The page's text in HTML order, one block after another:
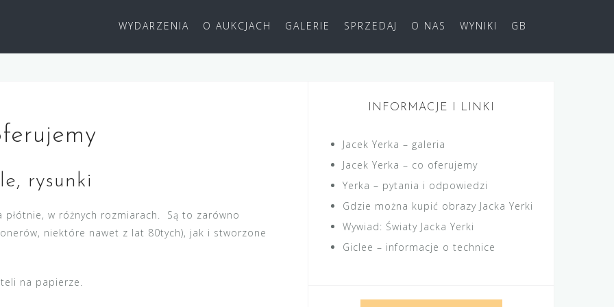
WYDARZENIA O AUKCJACH GALERIE SPRZEDAJ O NAS WYNIKI GB
rysunki
płótnie, w różnych rozmiarach. Są to zarówno
niektóre nawet z lat 80tych), jak i stworzone
na papierze.
INFORMACJE I LINKI
Jacek Yerka – galeria
Jacek Yerka – co oferujemy
Yerka – pytania i odpowiedzi
Gdzie można kupić obrazy Jacka Yerki
Wywiad: Światy Jacka Yerki
Giclee – informacje o technice